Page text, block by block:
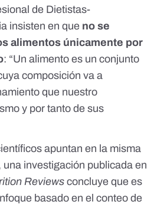
de Dietistas-
insisten en que no se
alimentos únicamente por
: “Un alimento es un conjunto
composición va a
que nuestro
y por tanto de sus
apuntan en la misma
investigación publicada en
Reviews concluye que es
basado en el conteo de